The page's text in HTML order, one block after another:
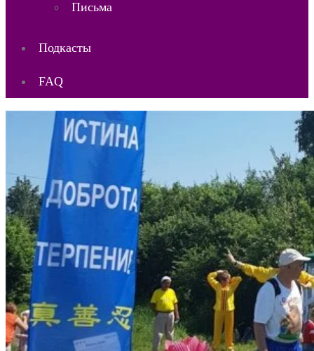
Письма
Подкасты
FAQ